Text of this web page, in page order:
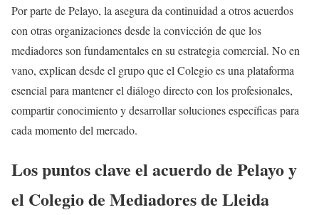
Por parte de Pelayo, la asegura da continuidad a otros acuerdos
con otras organizaciones desde la convicción de que los
mediadores son fundamentales en su estrategia comercial. No en
vano, explican desde el grupo que el Colegio es una plataforma
esencial para mantener el diálogo directo con los profesionales,
compartir conocimiento y desarrollar soluciones específicas para
cada momento del mercado.
Los puntos clave el acuerdo de Pelayo y
el Colegio de Mediadores de Lleida